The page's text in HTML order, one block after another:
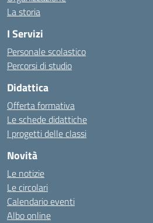
La storia
I Servizi
Personale scolastico
Percorsi di studio
Didattica
Offerta formativa
Le schede didattiche
I progetti delle classi
Novità
Le notizie
Le circolari
Calendario eventi
Albo online